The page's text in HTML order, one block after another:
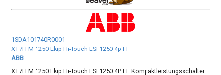
1SDA101740R0001
XT7H M 1250 Ekip Hi-Touch LSI 1250 4p FF
ABB
XT7H M 1250 Ekip Hi-Touch LSI 1250 4P FF Kompaktleistungsschalter